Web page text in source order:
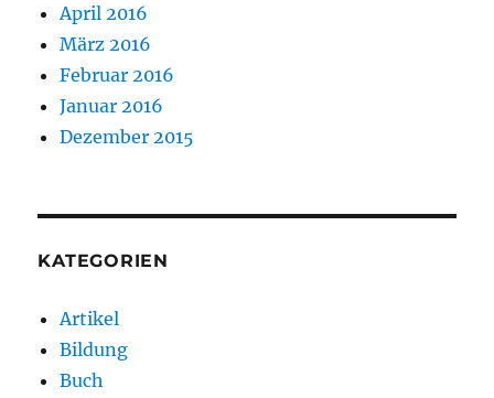
April 2016
März 2016
Februar 2016
Januar 2016
Dezember 2015
KATEGORIEN
Artikel
Bildung
Buch